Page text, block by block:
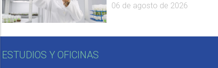
06 de agosto de 2026
ESTUDIOS Y OFICINAS